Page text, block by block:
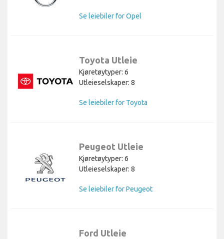
Se leiebiler for Opel
Toyota Utleie
Kjøretøytyper: 6
Utleieselskaper: 8
Se leiebiler for Toyota
Peugeot Utleie
Kjøretøytyper: 6
Utleieselskaper: 8
Se leiebiler for Peugeot
Ford Utleie